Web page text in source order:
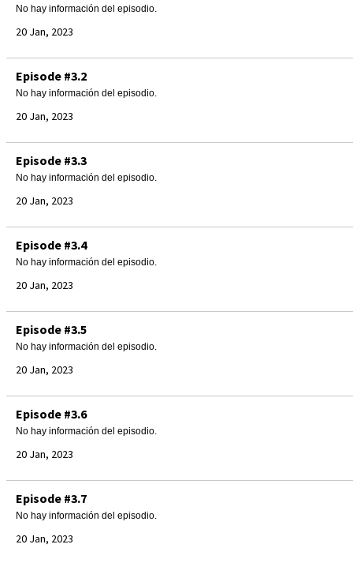
No hay información del episodio.
20 Jan, 2023
Episode #3.2
No hay información del episodio.
20 Jan, 2023
Episode #3.3
No hay información del episodio.
20 Jan, 2023
Episode #3.4
No hay información del episodio.
20 Jan, 2023
Episode #3.5
No hay información del episodio.
20 Jan, 2023
Episode #3.6
No hay información del episodio.
20 Jan, 2023
Episode #3.7
No hay información del episodio.
20 Jan, 2023